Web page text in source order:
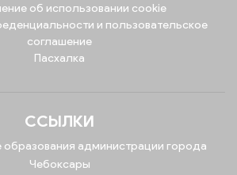
об использовании cookie
и пользовательское
соглашение
Пасхалка
ССЫЛКИ
образования администрации города
Чебоксары